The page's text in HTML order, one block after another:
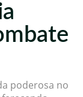
poderosa no